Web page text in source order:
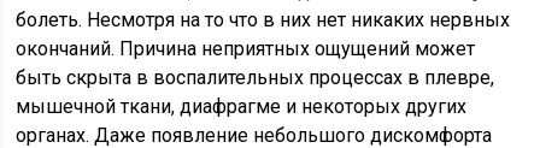
болеть. Несмотря на то что в них нет никаких нервных
окончаний. Причина неприятных ощущений может
быть скрыта в воспалительных процессах в плевре,
мышечной ткани, диафрагме и некоторых других
органах. Даже появление небольшого дискомфорта